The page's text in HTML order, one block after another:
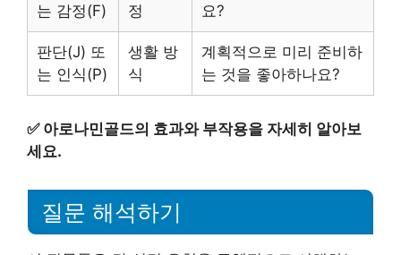
는 감정(F)
정
요?
판단(J) 또
는 인식(P)
생활 방
식
계획적으로 미리 준비하
는 것을 좋아하나요?
✅ 아로나민골드의 효과와 부작용을 자세히 알아보
세요.
질문 해석하기